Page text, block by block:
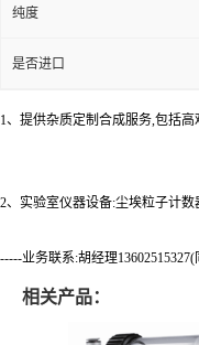
纯度
是否进口
1、提供杂质定制合成服务,包括
2、实验室仪器设备:尘埃粒子计
-----业务联系:胡经理13602515327(
相关产品：